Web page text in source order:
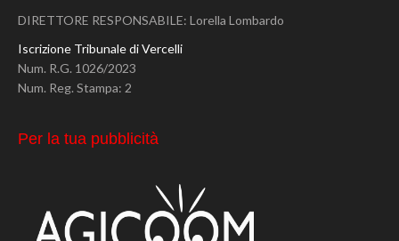
DIRETTORE RESPONSABILE: Lorella Lombardo
Iscrizione Tribunale di Vercelli
Num. R.G. 1026/2023
Num. Reg. Stampa: 2
Per la tua pubblicità